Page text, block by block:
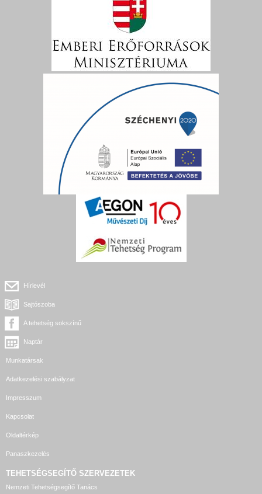
Hírlevél
Sajtószoba
A tehetség sokszínű
Naptár
Munkatársak
Adatkezelési szabályzat
Impresszum
Kapcsolat
Oldaltérkép
Panaszkezelés
TEHETSÉGSEGÍTŐ SZERVEZETEK
Nemzeti Tehetségsegítő Tanács